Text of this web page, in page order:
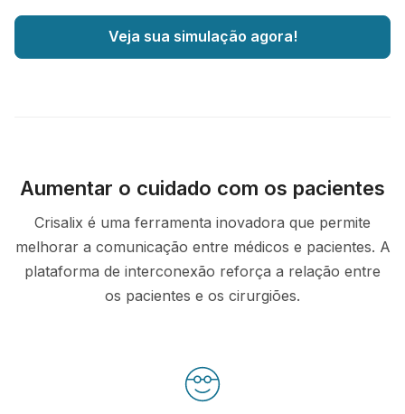
Veja sua simulação agora!
Aumentar o cuidado com os pacientes
Crisalix é uma ferramenta inovadora que permite
melhorar a comunicação entre médicos e pacientes. A
plataforma de interconexão reforça a relação entre
os pacientes e os cirurgiões.